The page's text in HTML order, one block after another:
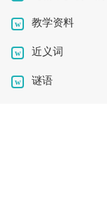
老师作文5篇
教学资料
近义词
谜语